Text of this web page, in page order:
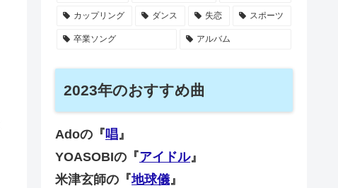
カップリング ダンス 失恋 スポーツ
卒業ソング アルバム
2023年のおすすめ曲
Adoの『唱』
YOASOBIの『アイドル』
米津玄師の『地球儀』